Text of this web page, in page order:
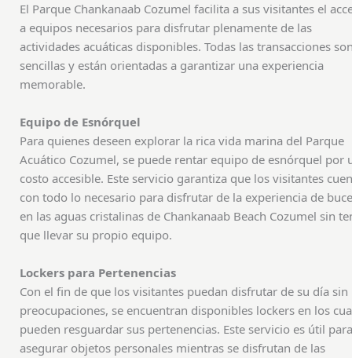
El Parque Chankanaab Cozumel facilita a sus visitantes el
a equipos necesarios para disfrutar plenamente de las
actividades acuáticas disponibles. Todas las transacciones
sencillas y están orientadas a garantizar una experiencia
memorable.
Equipo de Esnórquel
Para quienes deseen explorar la rica vida marina del Parque
Acuático Cozumel, se puede rentar equipo de esnórquel por
costo accesible. Este servicio garantiza que los visitantes
con todo lo necesario para disfrutar de la experiencia de
en las aguas cristalinas de Chankanaab Beach Cozumel sin
que llevar su propio equipo.
Lockers para Pertenencias
Con el fin de que los visitantes puedan disfrutar de su día sin
preocupaciones, se encuentran disponibles lockers en los
pueden resguardar sus pertenencias. Este servicio es útil para
asegurar objetos personales mientras se disfrutan de las